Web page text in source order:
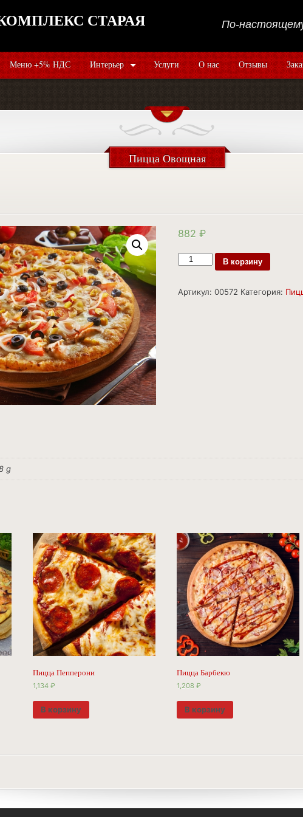
Меню +5% НДС Интерьер Услуги О нас Отзывы
СТАРАЯ По-
Пицца Овощная
882₽
В корзину
Артикул:00572 Категория:
g
Пицца Пепперони
1,134 ₽
В корзину
Пицца Барбекю
1,208 ₽
В корзину